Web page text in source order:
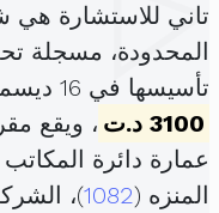
تاني للاستشارة هي
المحدودة، مسجلة
تأسيسها في 16 ديسمبر 2019 برأس مال قدره
3100 د.ت
عمارة دائرة
المنزه (1082)،